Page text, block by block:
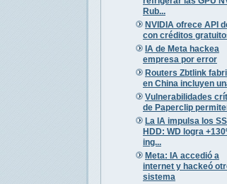
Rub...
NVIDIA ofrece API
con créditos
IA de Meta hackea
empresa por error
Routers Zbtlink
en China incluyen
Vulnerabilidades
de Paperclip
La IA impulsa los
HDD: WD logra
ing...
Meta: IA accedió a
internet y hackeó
sistema